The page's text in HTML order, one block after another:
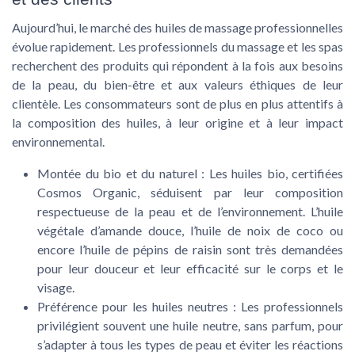
Aujourd’hui, le marché des huiles de massage professionnelles
évolue rapidement. Les professionnels du massage et les spas
recherchent des produits qui répondent à la fois aux besoins
de la peau, du bien-être et aux valeurs éthiques de leur
clientèle. Les consommateurs sont de plus en plus attentifs à
la composition des huiles, à leur origine et à leur impact
environnemental.
Montée du bio et du naturel: Les huiles bio, certifiées
Cosmos Organic, séduisent par leur composition
respectueuse de la peau et de l’environnement. L’huile
végétale d’amande douce, l’huile de noix de coco ou
encore l’huile de pépins de raisin sont très demandées
pour leur douceur et leur efficacité sur le corps et le
visage.
Préférence pour les huiles neutres : Les professionnels
privilégient souvent une huile neutre, sans parfum, pour
s’adapter à tous les types de peau et éviter les réactions